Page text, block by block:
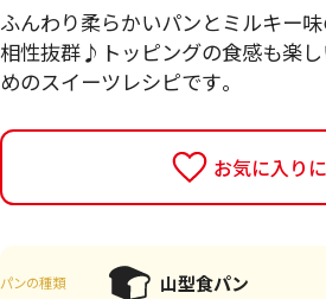
ふんわり柔らかいパンとミルキー
相性抜群♪トッピングの食感も楽
めのスイーツレシピです。
お気に入り
パンの種類 山型食パン